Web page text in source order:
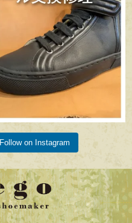
Follow on Instagram